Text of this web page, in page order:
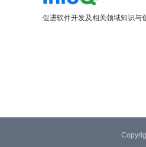
促进软件开发及相关领域知识与